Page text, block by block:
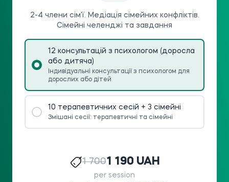
2-4 члени сім'ї. Медіація сімейних конфліктів.
Сімейні челенджі та завдання
12 консультацій з психологом (доросла
або дитяча)
Індивідуальні консультації з психологом для
дорослих або дітей
10 терапевтичних сесій + 3 сімейні
Змішані сесії: терапевтичні та сімейні
1 7001 190 UAH
per session